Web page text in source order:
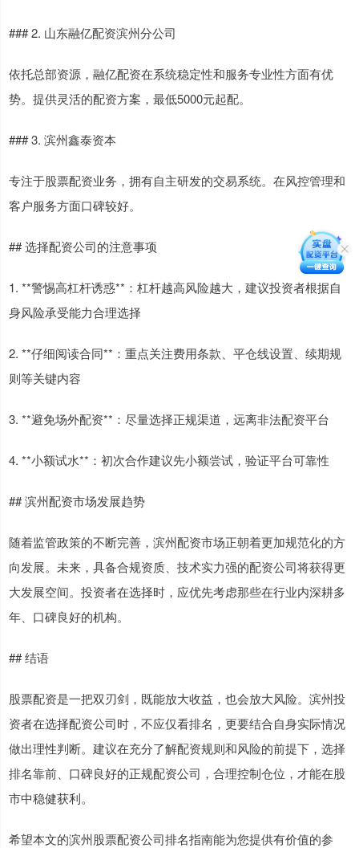
### 2. 山东融亿配资滨州分公司
依托总部资源，融亿配资在系统稳定性和服务专业性方面有优
势。提供灵活的配资方案，最低5000元起配。
### 3. 滨州鑫泰资本
专注于股票配资业务，拥有自主研发的交易系统。在风控管理和
客户服务方面口碑较好。
## 选择配资公司的注意事项
1. **警惕高杠杆诱惑**：杠杆越高风险越大，建议投资者根据自
身风险承受能力合理选择
2. **仔细阅读合同**：重点关注费用条款、平仓线设置、续期规
则等关键内容
3. **避免场外配资**：尽量选择正规渠道，远离非法配资平台
4. **小额试水**：初次合作建议先小额尝试，验证平台可靠性
## 滨州配资市场发展趋势
随着监管政策的不断完善，滨州配资市场正朝着更加规范化的方
向发展。未来，具备合规资质、技术实力强的配资公司将获得更
大发展空间。投资者在选择时，应优先考虑那些在行业内深耕多
年、口碑良好的机构。
## 结语
股票配资是一把双刃剑，既能放大收益，也会放大风险。滨州投
资者在选择配资公司时，不应仅看排名，更要结合自身实际情况
做出理性判断。建议在充分了解配资规则和风险的前提下，选择
排名靠前、口碑良好的正规配资公司，合理控制仓位，才能在股
市中稳健获利。
希望本文的滨州股票配资公司排名指南能为您提供有价值的参